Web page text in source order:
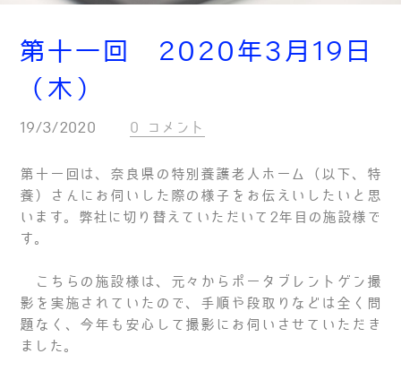
第十一回 2020年3月19日
（木）
19/3/2020 0 コメント
第十一回は、奈良県の特別養護老人ホーム（以下、特
養）さんにお伺いした際の様子をお伝えいしたいと思
います。弊社に切り替えていただいて2年目の施設様で
す。
こちらの施設様は、元々からポータブレントゲン撮
影を実施されていたので、手順や段取りなどは全く問
題なく、今年も安心して撮影にお伺いさせていただき
ました。